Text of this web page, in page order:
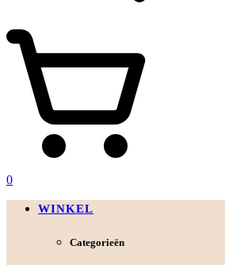
0
WINKEL
Categorieën